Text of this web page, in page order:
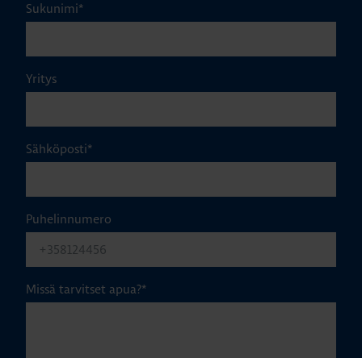
Sukunimi*
Yritys
Sähköposti*
Puhelinnumero
Missä tarvitset apua?*